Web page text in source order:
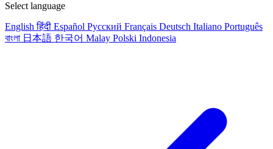
Select language
English हिंदी Español Русский Français Deutsch Italiano Português
বাংলা 日本語 한국어 Malay Polski Indonesia